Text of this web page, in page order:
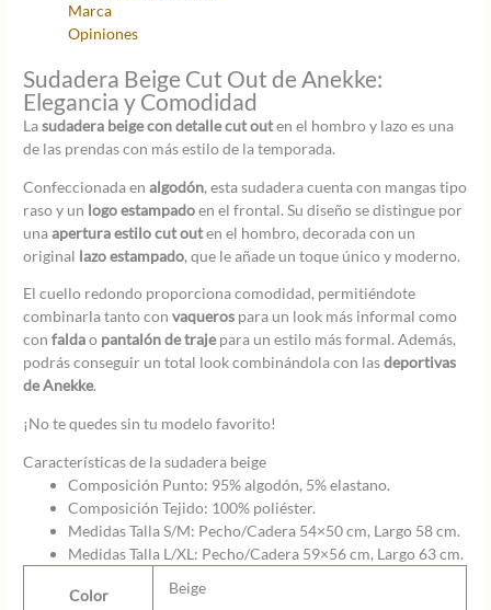
Marca
Opiniones
Sudadera Beige Cut Out de Anekke:
Elegancia y Comodidad
Lasudadera beige con detalle cut outen el hombro y lazo es una
de las prendas con más estilo de la temporada.
Confeccionada enalgodón, esta sudadera cuenta con mangas tipo
raso y un logo estampadoen el frontal. Su diseño se distingue por
unaapertura estilo cut outen el hombro, decorada con un
original lazo estampado, que le añade un toque único y moderno.
El cuello redondo proporciona comodidad, permitiéndote
combinarla tanto convaqueros para un look más informal como
confaldao pantalón de trajepara un estilo más formal. Además,
podrás conseguir un total look combinándola con lasdeportivas
de Anekke.
¡No te quedes sin tu modelo favorito!
Características de la sudadera beige
Composición Punto: 95% algodón, 5% elastano.
Composición Tejido: 100% poliéster.
Medidas Talla S/M: Pecho/Cadera 54×50 cm, Largo 58 cm.
Medidas Talla L/XL: Pecho/Cadera 59×56 cm, Largo 63 cm.
Color Beige